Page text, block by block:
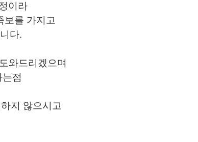
이라
보를 가지고
다.
와드리겠으며
점
지 않으시고